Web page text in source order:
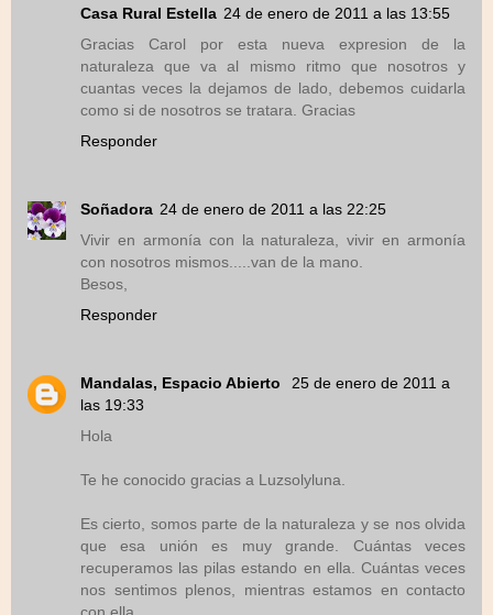
Casa Rural Estella 24 de enero de 2011 a las 13:55
Gracias Carol por esta nueva expresion de la
naturaleza que va al mismo ritmo que nosotros y
cuantas veces la dejamos de lado, debemos cuidarla
como si de nosotros se tratara. Gracias
Responder
Soñadora 24 de enero de 2011 a las 22:25
Vivir en armonía con la naturaleza, vivir en armonía
con nosotros mismos.....van de la mano.
Besos,
Responder
Mandalas, Espacio Abierto
25 de enero de 2011 a
las 19:33
Hola
Te he conocido gracias a Luzsolyluna.
Es cierto, somos parte de la naturaleza y se nos olvida
que esa unión es muy grande. Cuántas veces
recuperamos las pilas estando en ella. Cuántas veces
nos sentimos plenos, mientras estamos en contacto